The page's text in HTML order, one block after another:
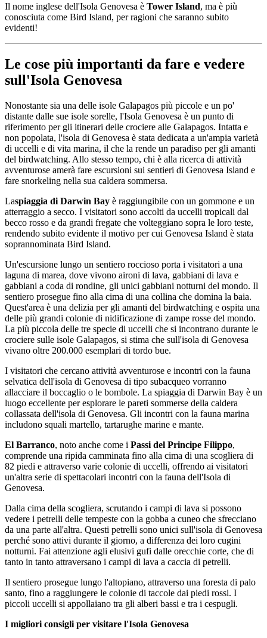
Il nome inglese dell'Isola Genovesa è Tower Island, ma è più
conosciuta come Bird Island, per ragioni che saranno subito
evidenti!
Le cose più importanti da fare e vedere
sull'Isola Genovesa
Nonostante sia una delle isole Galapagos più piccole e un po'
distante dalle sue isole sorelle, l'Isola Genovesa è un punto di
riferimento per gli itinerari delle crociere alle Galapagos. Intatta e
non popolata, l'isola di Genovesa è stata dedicata a un'ampia varietà
di uccelli e di vita marina, il che la rende un paradiso per gli amanti
del birdwatching. Allo stesso tempo, chi è alla ricerca di attività
avventurose amerà fare escursioni sui sentieri di Genovesa Island e
fare snorkeling nella sua caldera sommersa.
Laspiaggia di Darwin Bay è raggiungibile con un gommone e un
atterraggio a secco. I visitatori sono accolti da uccelli tropicali dal
becco rosso e da grandi fregate che volteggiano sopra le loro teste,
rendendo subito evidente il motivo per cui Genovesa Island è stata
soprannominata Bird Island.
Un'escursione lungo un sentiero roccioso porta i visitatori a una
laguna di marea, dove vivono aironi di lava, gabbiani di lava e
gabbiani a coda di rondine, gli unici gabbiani notturni del mondo. Il
sentiero prosegue fino alla cima di una collina che domina la baia.
Quest'area è una delizia per gli amanti del birdwatching e ospita una
delle più grandi colonie di nidificazione di zampe rosse del mondo.
La più piccola delle tre specie di uccelli che si incontrano durante le
crociere sulle isole Galapagos, si stima che sull'isola di Genovesa
vivano oltre 200.000 esemplari di tordo bue.
I visitatori che cercano attività avventurose e incontri con la fauna
selvatica dell'isola di Genovesa di tipo subacqueo vorranno
allacciare il boccaglio o le bombole. La spiaggia di Darwin Bay è un
luogo eccellente per esplorare le pareti sommerse della caldera
collassata dell'isola di Genovesa. Gli incontri con la fauna marina
includono squali martello, tartarughe marine e mante.
El Barranco, noto anche come i Passi del Principe Filippo,
comprende una ripida camminata fino alla cima di una scogliera di
82 piedi e attraverso varie colonie di uccelli, offrendo ai visitatori
un'altra serie di spettacolari incontri con la fauna dell'Isola di
Genovesa.
Dalla cima della scogliera, scrutando i campi di lava si possono
vedere i petrelli delle tempeste con la gobba a cuneo che sfrecciano
da una parte all'altra. Questi petrelli sono unici sull'isola di Genovesa
perché sono attivi durante il giorno, a differenza dei loro cugini
notturni. Fai attenzione agli elusivi gufi dalle orecchie corte, che di
tanto in tanto attraversano i campi di lava a caccia di petrelli.
Il sentiero prosegue lungo l'altopiano, attraverso una foresta di palo
santo, fino a raggiungere le colonie di taccole dai piedi rossi. I
piccoli uccelli si appollaiano tra gli alberi bassi e tra i cespugli.
I migliori consigli per visitare l'Isola Genovesa